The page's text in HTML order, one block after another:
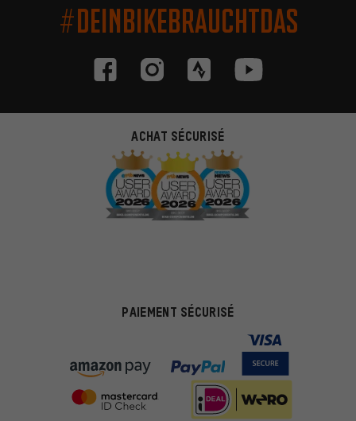
#DEINBIKEBRAUCHTDAS
ACHAT SÉCURISÉ
PAIEMENT SÉCURISÉ